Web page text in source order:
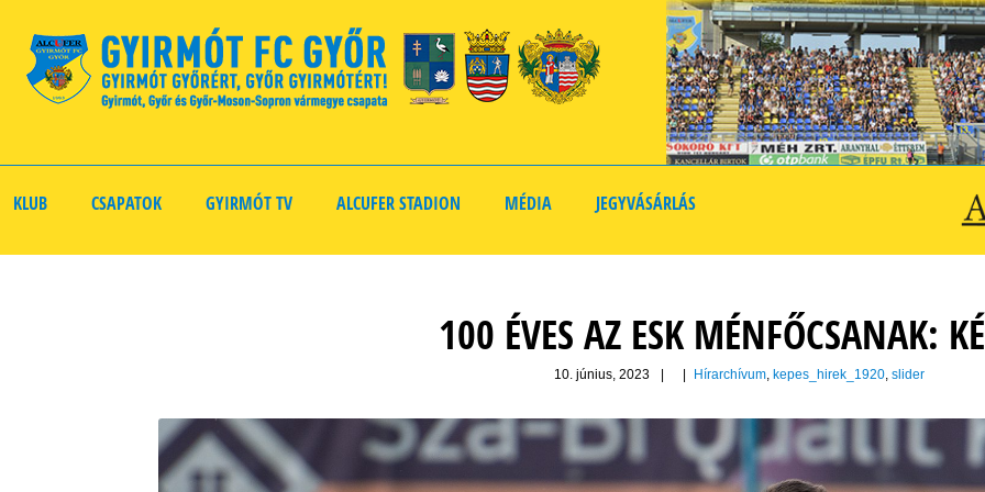
KLUB CSAPATOK GYIRMÓT TV ALCUFER STADION MÉDIA JEGYVÁSÁRLÁS
100 ÉVES AZ ESK MÉNFŐCSANAK:
10. június, 2023 Hírarchívum, kepes_hirek_1920, slider